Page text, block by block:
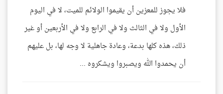
فلا يجوز للمعزين أن يقيموا الولائم للميت، لا في اليوم
الأول ولا في الثالث ولا في الرابع ولا في الأربعين أو غير
ذلك، هذه كلها بدعة، وعادة جاهلية لا وجه لها، بل عليهم
أن يحمدوا الله ويصبروا ويشكروه ...